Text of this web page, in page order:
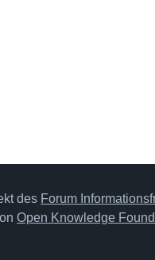
des Forum
Open Knowledge